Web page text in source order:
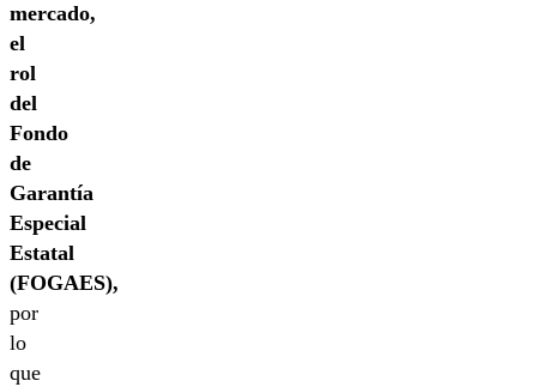
mercado,
el
rol
del
Fondo
de
Garantía
Especial
Estatal
(FOGAES),
por
lo
que